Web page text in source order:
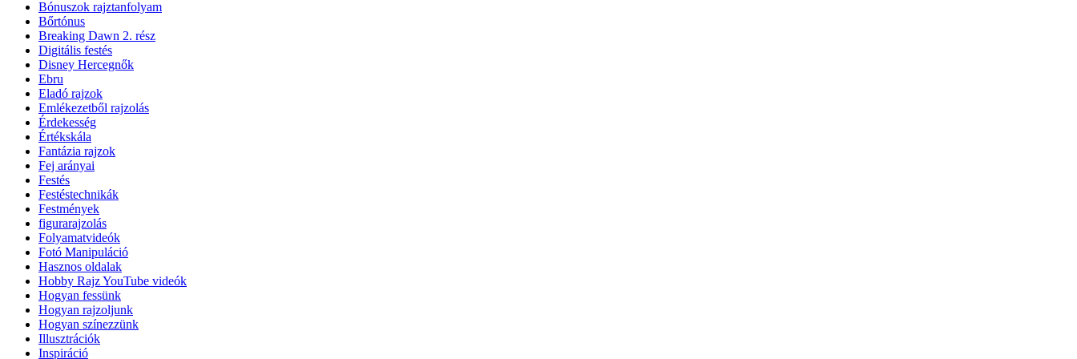
Bónuszok rajztanfolyam
Bőrtónus
Breaking Dawn 2. rész
Digitális festés
Disney Hercegnők
Ebru
Eladó rajzok
Emlékezetből rajzolás
Érdekesség
Értékskála
Fantázia rajzok
Fej arányai
Festés
Festéstechnikák
Festmények
figurarajzolás
Folyamatvideók
Fotó Manipuláció
Hasznos oldalak
Hobby Rajz YouTube videók
Hogyan fessünk
Hogyan rajzoljunk
Hogyan színezzünk
Illusztrációk
Inspiráció